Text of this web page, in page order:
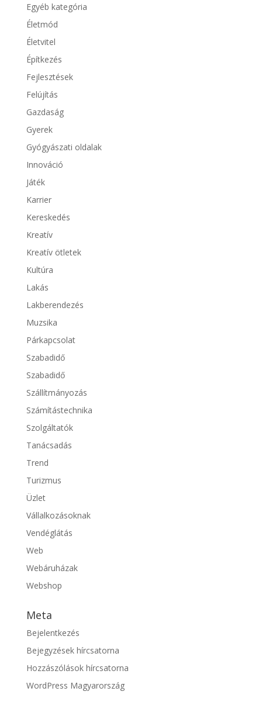
Egyéb kategória
Életmód
Életvitel
Építkezés
Fejlesztések
Felújítás
Gazdaság
Gyerek
Gyógyászati oldalak
Innováció
Játék
Karrier
Kereskedés
Kreatív
Kreatív ötletek
Kultúra
Lakás
Lakberendezés
Muzsika
Párkapcsolat
Szabadidő
Szabadidő
Szállítmányozás
Számítástechnika
Szolgáltatók
Tanácsadás
Trend
Turizmus
Üzlet
Vállalkozásoknak
Vendéglátás
Web
Webáruházak
Webshop
Meta
Bejelentkezés
Bejegyzések hírcsatorna
Hozzászólások hírcsatorna
WordPress Magyarország